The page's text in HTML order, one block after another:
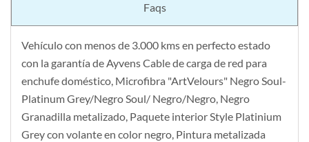
Faqs
Vehículo con menos de 3.000 kms en perfecto estado
con la garantía de Ayvens Cable de carga de red para
enchufe doméstico, Microfibra "ArtVelours" Negro Soul-
Platinum Grey/Negro Soul/ Negro/Negro, Negro
Granadilla metalizado, Paquete interior Style Platinium
Grey con volante en color negro, Pintura metalizada